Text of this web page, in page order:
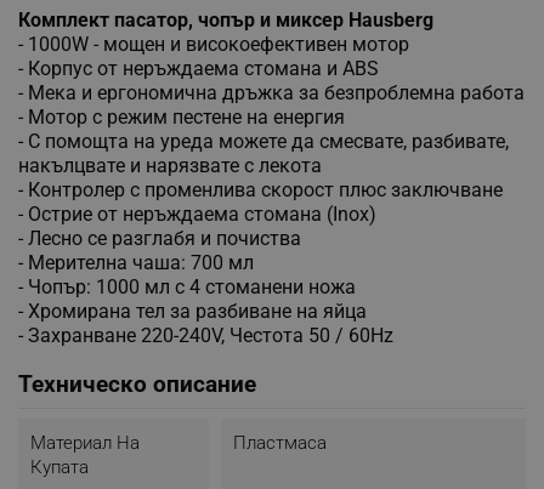
Комплект пасатор, чопър и миксер Hausberg
- 1000W - мощен и високоефективен мотор
- Корпус от неръждаема стомана и ABS
- Мека и ергономична дръжка за безпроблемна работа
- Мотор с режим пестене на енергия
- С помощта на уреда можете да смесвате, разбивате,
накълцвате и нарязвате с лекота
- Контролер с променлива скорост плюс заключване
- Острие от неръждаема стомана (Inox)
- Лесно се разглабя и почиства
- Мерителна чаша: 700 мл
- Чопър: 1000 мл с 4 стоманени ножа
- Хромирана тел за разбиване на яйца
- Захранване 220-240V, Честота 50 / 60Hz
Техническо описание
Материал На
Купата
Пластмаса